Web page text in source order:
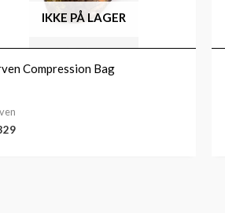
IKKE PÅ LAGER
Compression Bag